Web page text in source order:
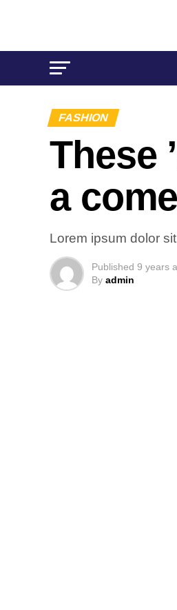
FASHION
These
a
Lorem ipsum dolor
Published 9 years
By admin